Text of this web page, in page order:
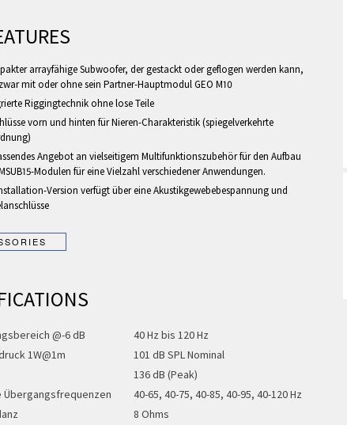
arrayfähige Subwoofer, der gestackt oder geflogen werden kann,
mit oder ohne sein Partner-Hauptmodul GEO M10
Riggingtechnik ohne lose Teile
vorn und hinten für Nieren-Charakteristik (spiegelverkehrte
Angebot an vielseitigem Multifunktionszubehör für den Aufbau
Modulen für eine Vielzahl verschiedener Anwendungen.
Version verfügt über eine Akustikgewebebespannung und
@-6 dB
40 Hz bis 120 Hz
1W@1m
101 dB SPL Nominal
136 dB (Peak)
Übergangsfrequenzen
40-65, 40-75, 40-85, 40-95, 40-120 Hz
8 Ohms